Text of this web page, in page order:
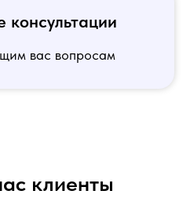
консультации
вас вопросам
клиенты